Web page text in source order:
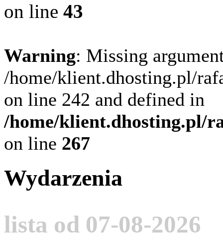
on line 43
Warning: Missing
/home/klient.dhosting.pl/
on line 242 and defined in
/home/klient.dhosting.pl/
on line 267
Wydarzenia
lista od 07-08-2026